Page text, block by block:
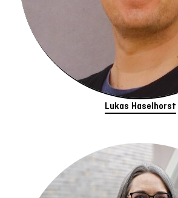
Lukas Haselhorst